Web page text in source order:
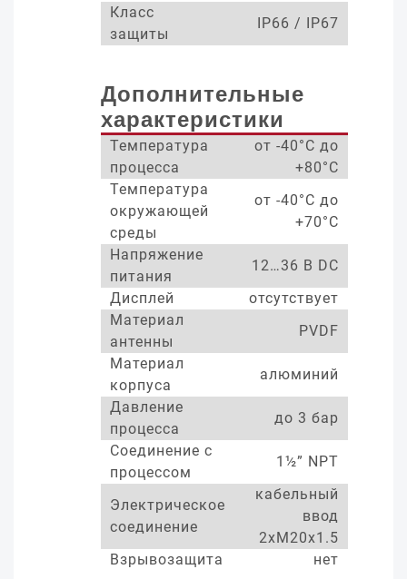
Класс
защиты
IP66 / IP67
Дополнительные
характеристики
Температура
процесса
от -40°С до
+80°С
Температура
окружающей
среды
от -40°С до
+70°С
Напряжение
питания
12…36 В DC
Дисплей
отсутствует
Материал
антенны
PVDF
Материал
корпуса
алюминий
Давление
процесса
до 3 бар
Соединение с
процессом
1½” NPT
Электрическое
соединение
кабельный
ввод
2xM20x1.5
Взрывозащита
нет